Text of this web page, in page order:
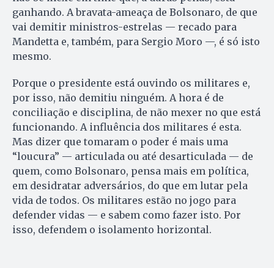
ganhando. A bravata-ameaça de Bolsonaro, de que
vai demitir ministros-estrelas — recado para
Mandetta e, também, para Sergio Moro —, é só isto
mesmo.
Porque o presidente está ouvindo os militares e,
por isso, não demitiu ninguém. A hora é de
conciliação e disciplina, de não mexer no que está
funcionando. A influência dos militares é esta.
Mas dizer que tomaram o poder é mais uma
“loucura” — articulada ou até desarticulada — de
quem, como Bolsonaro, pensa mais em política,
em desidratar adversários, do que em lutar pela
vida de todos. Os militares estão no jogo para
defender vidas — e sabem como fazer isto. Por
isso, defendem o isolamento horizontal.